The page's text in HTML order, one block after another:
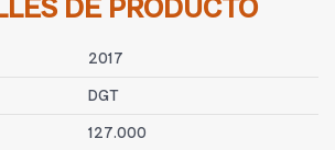
2017
DGT
127.000